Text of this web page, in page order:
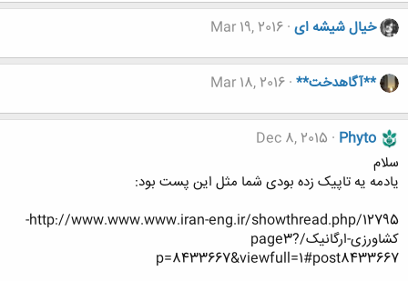
خیال شیشه ای Mar 19, 2016
**آگاهدخت** Mar 18, 2016
Phyto
Dec 8, 2015
سلام
یادمه یه تاپیک زده بودی شما مثل این پست بود:
http://www.www.www.iran-eng.ir/showthread.php/12795-
کشاورزی-ارگانیک/page3?
p=8433667&viewfull=1#post8433667